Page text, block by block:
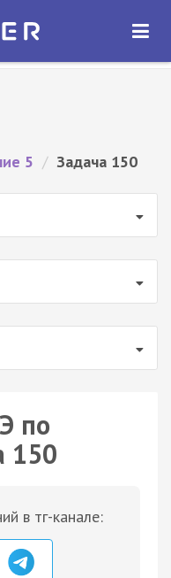
ОТКРЫТЬ
5 / Задача 150
по
150
в тг-канале: